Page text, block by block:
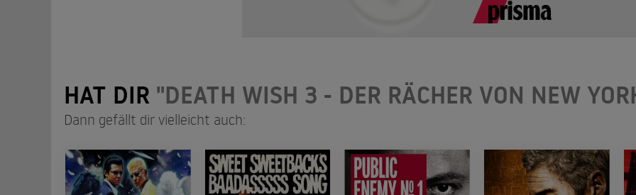
HAT DIR "DEATH WISH 3 - DER RÄCHER VON NEW
Dann gefällt dir vielleicht auch: